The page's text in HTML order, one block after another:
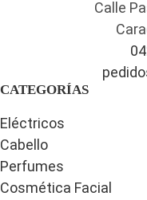
Calle
CATEGORÍAS
Eléctricos
Cabello
Perfumes
Cosmética Facial